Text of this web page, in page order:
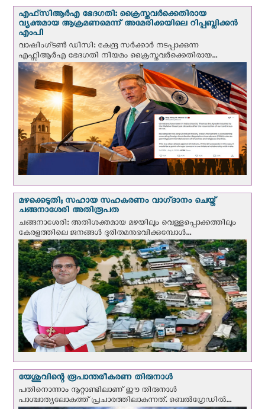
എഫ്‌സി‌ആര്‍‌എ ഭേദഗതി: ക്രൈസ്തവർക്കെതിരായ
വ്യക്തമായ ആക്രമണമെന്ന് അമേരിക്കയിലെ റിപ്പബ്ലിക്കൻ
എംപി
വാഷിംഗ്ടണ്‍ ഡി‌സി: കേന്ദ്ര സർക്കാർ നടപ്പാക്കുന്ന
എഫ്സിആർഎ ഭേദഗതി നിയമം ക്രൈസ്തവർക്കെതിരായ...
മഴക്കെടുതി; സഹായ സഹകരണം വാഗ്‌ദാനം ചെയ്ത്
ചങ്ങനാശേരി അതിരൂപത
ചങ്ങനാശേരി: അതിശക്തമായ മഴയിലും വെള്ളപ്പൊക്കത്തിലും
കേരളത്തിലെ ജനങ്ങൾ ദുരിതമനുഭവിക്കുമ്പോൾ...
യേശുവിന്റെ രൂപാന്തരീകരണ തിരുനാള്‍
പതിനൊന്നാം നൂറ്റാണ്ടിലാണ് ഈ തിരുനാള്‍
പാശ്ചാത്യലോകത്ത് പ്രചാരത്തിലാകുന്നത്. ബെല്‍ഗ്രേഡില്‍...